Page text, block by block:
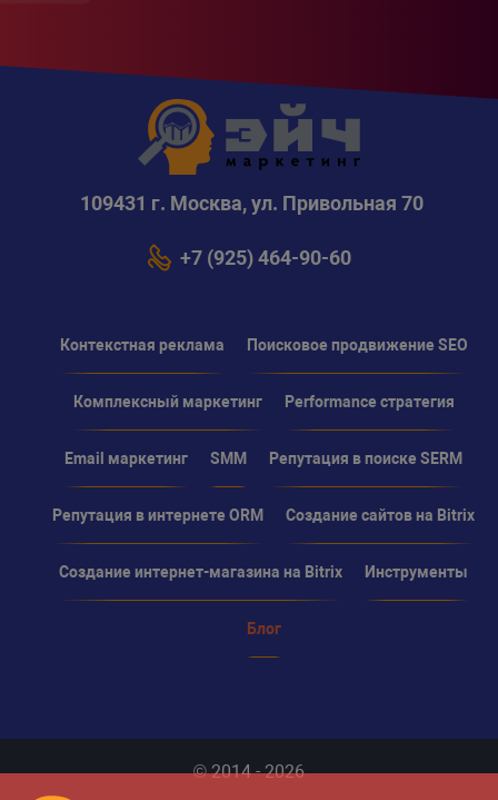
109431 г. Москва, ул. Привольная 70
+7 (925) 464-90-60
Контекстная реклама Поисковое продвижение SEO
Комплексный маркетинг Performance стратегия
Email маркетинг SMM Репутация в поиске SERM
Репутация в интернете ORM Создание сайтов на Bitrix
Создание интернет-магазина на Bitrix Инструменты
Блог
© 2014 - 2026